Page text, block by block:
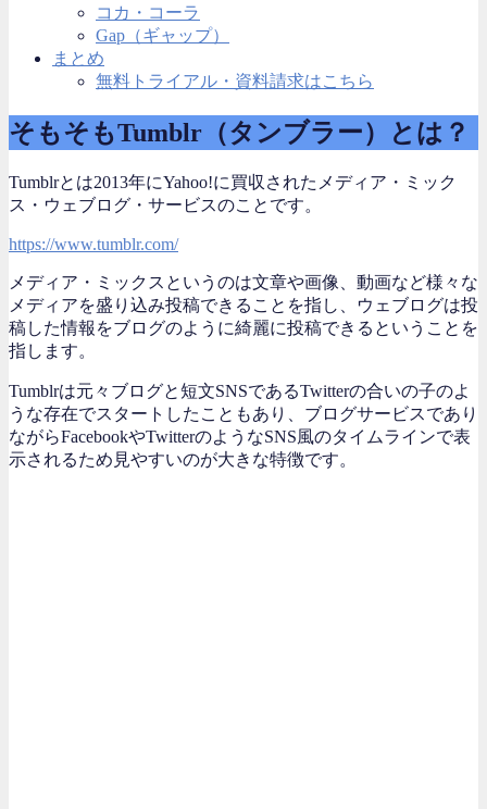
コカ・コーラ
Gap（ギャップ）
まとめ
無料トライアル・資料請求はこちら
そもそもTumblr（タンブラー）とは？
Tumblrとは2013年にYahoo!に買収されたメディア・ミック
ス・ウェブログ・サービスのことです。
https://www.tumblr.com/
メディア・ミックスというのは文章や画像、動画など様々な
メディアを盛り込み投稿できることを指し、ウェブログは投
稿した情報をブログのように綺麗に投稿できるということを
指します。
Tumblrは元々ブログと短文SNSであるTwitterの合いの子のよ
うな存在でスタートしたこともあり、ブログサービスであり
ながらFacebookやTwitterのようなSNS風のタイムラインで表
示されるため見やすいのが大きな特徴です。